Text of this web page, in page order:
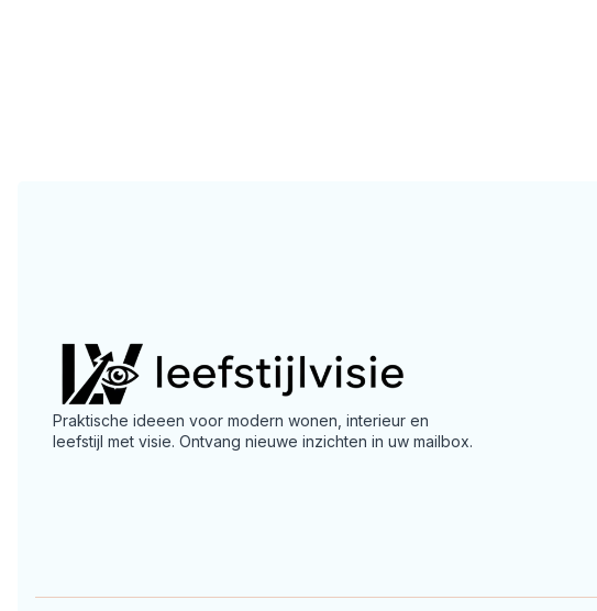
Praktische ideeen voor modern wonen, interieur en
leefstijl met visie. Ontvang nieuwe inzichten in uw mailbox.